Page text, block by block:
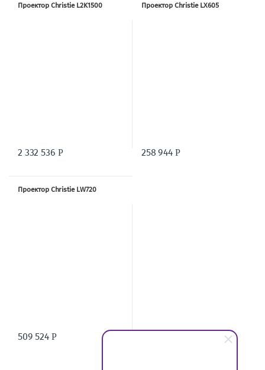
Проектор Christie L2K1500
2 332 536 Р
Проектор Christie LX605
258 944 Р
Проектор Christie LW720
509 524 Р